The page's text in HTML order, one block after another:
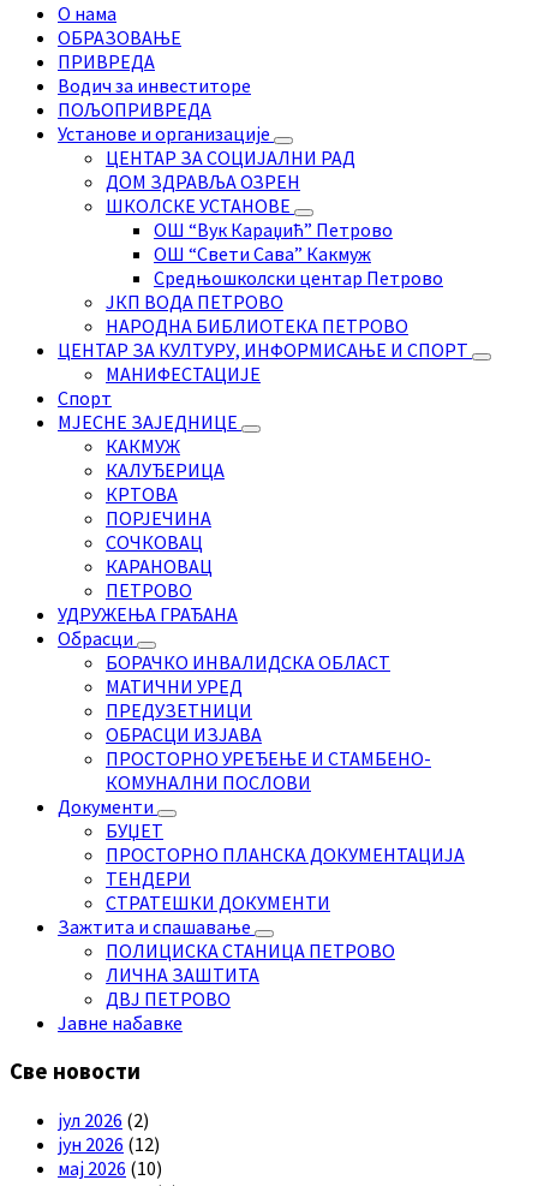
О нама
ОБРАЗОВАЊЕ
ПРИВРЕДА
Водич за инвеститоре
ПОЉОПРИВРЕДА
Установе и организације
ЦЕНТАР ЗА СОЦИЈАЛНИ РАД
ДОМ ЗДРАВЉА ОЗРЕН
ШКОЛСКЕ УСТАНОВЕ
ОШ “Вук Караџић” Петрово
ОШ “Свети Сава” Какмуж
Средњошколски центар Петрово
ЈКП ВОДА ПЕТРОВО
НАРОДНА БИБЛИОТЕКА ПЕТРОВО
ЦЕНТАР ЗА КУЛТУРУ, ИНФОРМИСАЊЕ И СПОРТ
МАНИФЕСТАЦИЈЕ
Спорт
МЈЕСНЕ ЗАЈЕДНИЦЕ
КАКМУЖ
КАЛУЂЕРИЦА
КРТОВА
ПОРЈЕЧИНА
СОЧКОВАЦ
КАРАНОВАЦ
ПЕТРОВО
УДРУЖЕЊА ГРАЂАНА
Обрасци
БОРАЧКО ИНВАЛИДСКА ОБЛАСТ
МАТИЧНИ УРЕД
ПРЕДУЗЕТНИЦИ
ОБРАСЦИ ИЗЈАВА
ПРОСТОРНО УРЕЂЕЊЕ И СТАМБЕНО-
КОМУНАЛНИ ПОСЛОВИ
Документи
БУЏЕТ
ПРОСТОРНО ПЛАНСКА ДОКУМЕНТАЦИЈА
ТЕНДЕРИ
СТРАТЕШКИ ДОКУМЕНТИ
Зажтита и спашавање
ПОЛИЦИСКА СТАНИЦА ПЕТРОВО
ЛИЧНА ЗАШТИТА
ДВЈ ПЕТРОВО
Јавне набавке
Све новости
јул 2026 (2)
јун 2026 (12)
мај 2026 (10)